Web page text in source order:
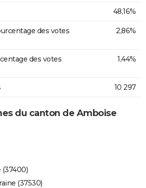
48,16%
des votes
2,86%
des votes
1,44%
10 297
du canton de Amboise
(37530)